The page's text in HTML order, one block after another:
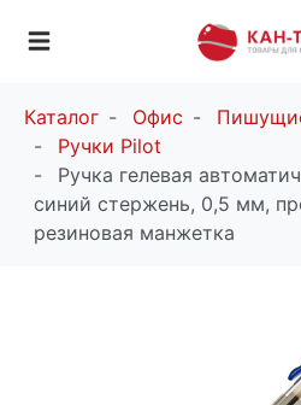
Каталог Офис
Ручки Pilot
Ручка гелевая
синий стержень, 0,5 мм,
резиновая манжетка